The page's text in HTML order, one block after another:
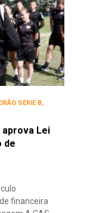
SÉRIE B,
aprova Lei
de
financeira